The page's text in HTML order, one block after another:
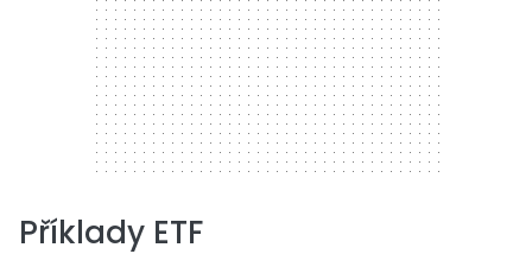
Příklady ETF